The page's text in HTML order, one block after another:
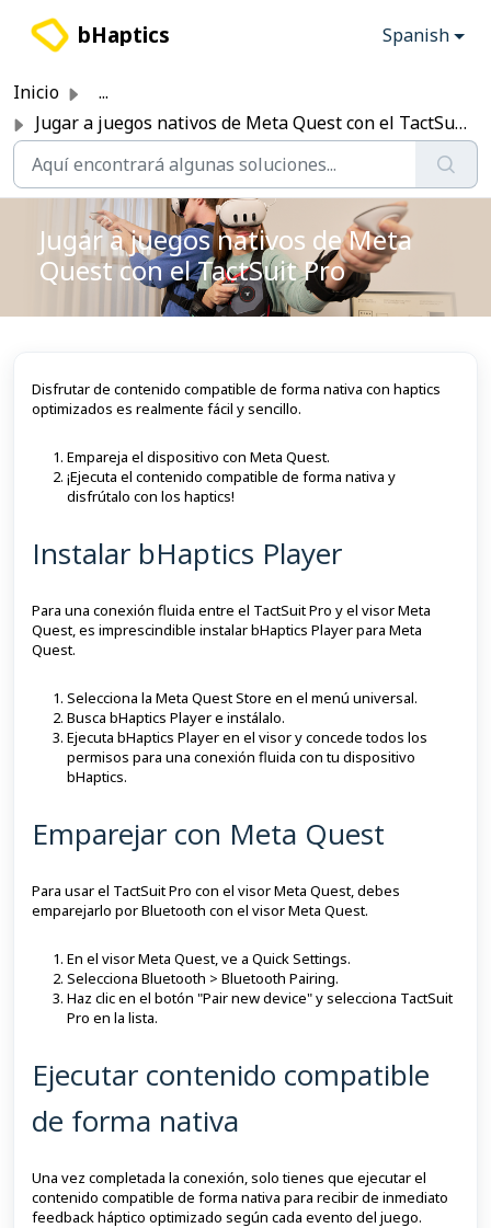
bHaptics Spanish
Inicio
...
Jugar a juegos nativos de Meta Quest con el TactSuit Pro
Jugar a juegos nativos de Meta
Quest con el TactSuit Pro
Disfrutar de contenido compatible de forma nativa con haptics
optimizados es realmente fácil y sencillo.
Empareja el dispositivo con Meta Quest.
¡Ejecuta el contenido compatible de forma nativa y
disfrútalo con los haptics!
Instalar bHaptics Player
Para una conexión fluida entre el TactSuit Pro y el visor Meta
Quest, es imprescindible instalar bHaptics Player para Meta
Quest.
Selecciona la Meta Quest Store en el menú universal.
Busca bHaptics Player e instálalo.
Ejecuta bHaptics Player en el visor y concede todos los
permisos para una conexión fluida con tu dispositivo
bHaptics.
Emparejar con Meta Quest
Para usar el TactSuit Pro con el visor Meta Quest, debes
emparejarlo por Bluetooth con el visor Meta Quest.
En el visor Meta Quest, ve a Quick Settings.
Selecciona Bluetooth > Bluetooth Pairing.
Haz clic en el botón "Pair new device" y selecciona TactSuit
Pro en la lista.
Ejecutar contenido compatible
de forma nativa
Una vez completada la conexión, solo tienes que ejecutar el
contenido compatible de forma nativa para recibir de inmediato
feedback háptico optimizado según cada evento del juego.